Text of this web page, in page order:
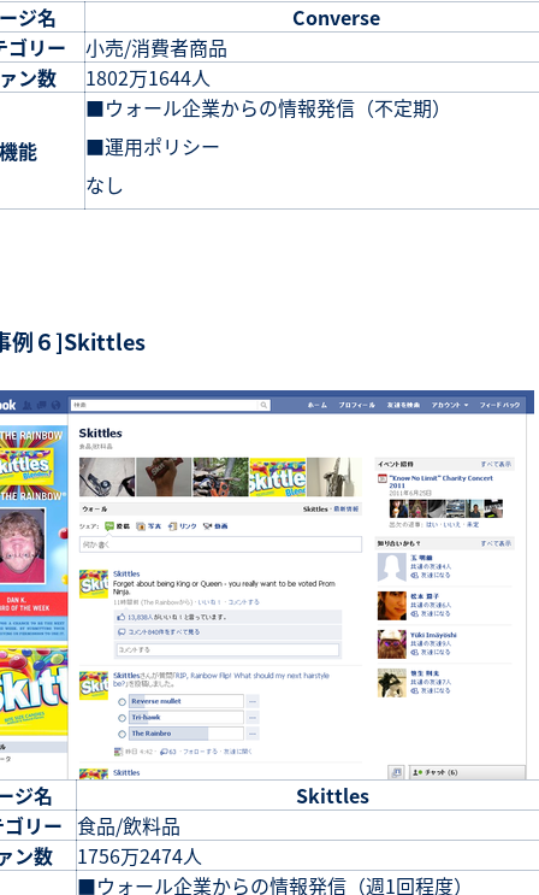
ジ名
Converse
ゴリー
小売/消費者商品
ン数
1802万1644人
機能
■ウォール企業からの情報発信（不定期）
■運用ポリシー
なし
例６]Skittles
ジ名
Skittles
リー 食品/飲料品
ン数
1756万2474人
■ウォール企業からの情報発信（週1回程度）